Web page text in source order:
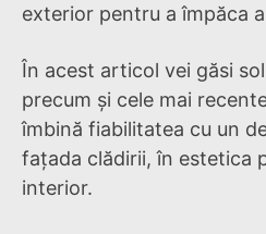
exterior pentru a împăca
În acest articol vei găsi
precum și cele mai
îmbină fiabilitatea cu un
fațada clădirii, în estetica
interior.